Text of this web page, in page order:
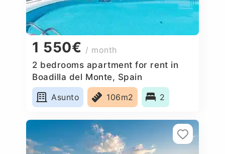
1 550€ / month
2 bedrooms apartment for rent in
Boadilla del Monte, Spain
Asunto
106m2 2